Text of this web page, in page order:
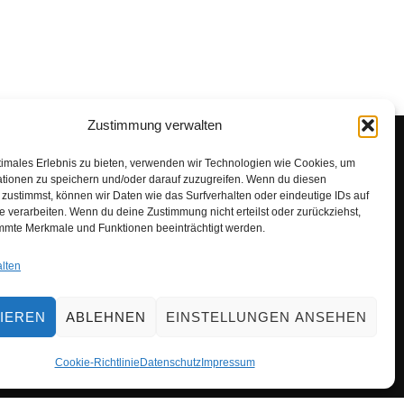
Zustimmung verwalten
Erlebnis zu bieten, verwenden wir Technologien wie Cookies, um
zu speichern und/oder darauf zuzugreifen. Wenn du diesen
können wir Daten wie das Surfverhalten oder eindeutige IDs auf
verarbeiten. Wenn du deine Zustimmung nicht erteilst oder zurückziehst,
Merkmale und Funktionen beeinträchtigt werden.
ABLEHNEN EINSTELLUNGEN ANSEHEN
Cookie-Richtlinie DatenschutzImpressum
Richtlinie (EU)